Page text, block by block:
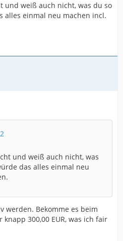
und weiß auch nicht, was du so
alles einmal neu machen incl.
und weiß auch nicht, was
das alles einmal neu
werden. Bekomme es beim
knapp 300,00 EUR, was ich fair